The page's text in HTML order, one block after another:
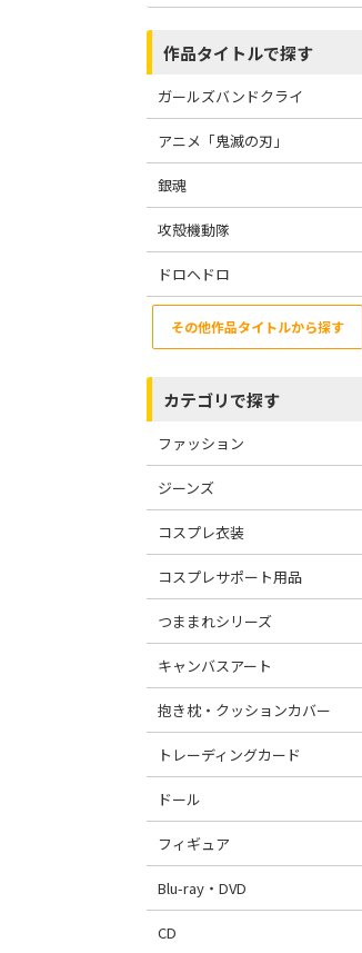
作品タイトルで探す
ガールズバンドクライ
アニメ「鬼滅の刃」
銀魂
攻殻機動隊
ドロヘドロ
その他作品タイトルから探す
カテゴリで探す
ファッション
ジーンズ
コスプレ衣装
コスプレサポート用品
つままれシリーズ
キャンバスアート
抱き枕・クッションカバー
トレーディングカード
ドール
フィギュア
Blu-ray・DVD
CD